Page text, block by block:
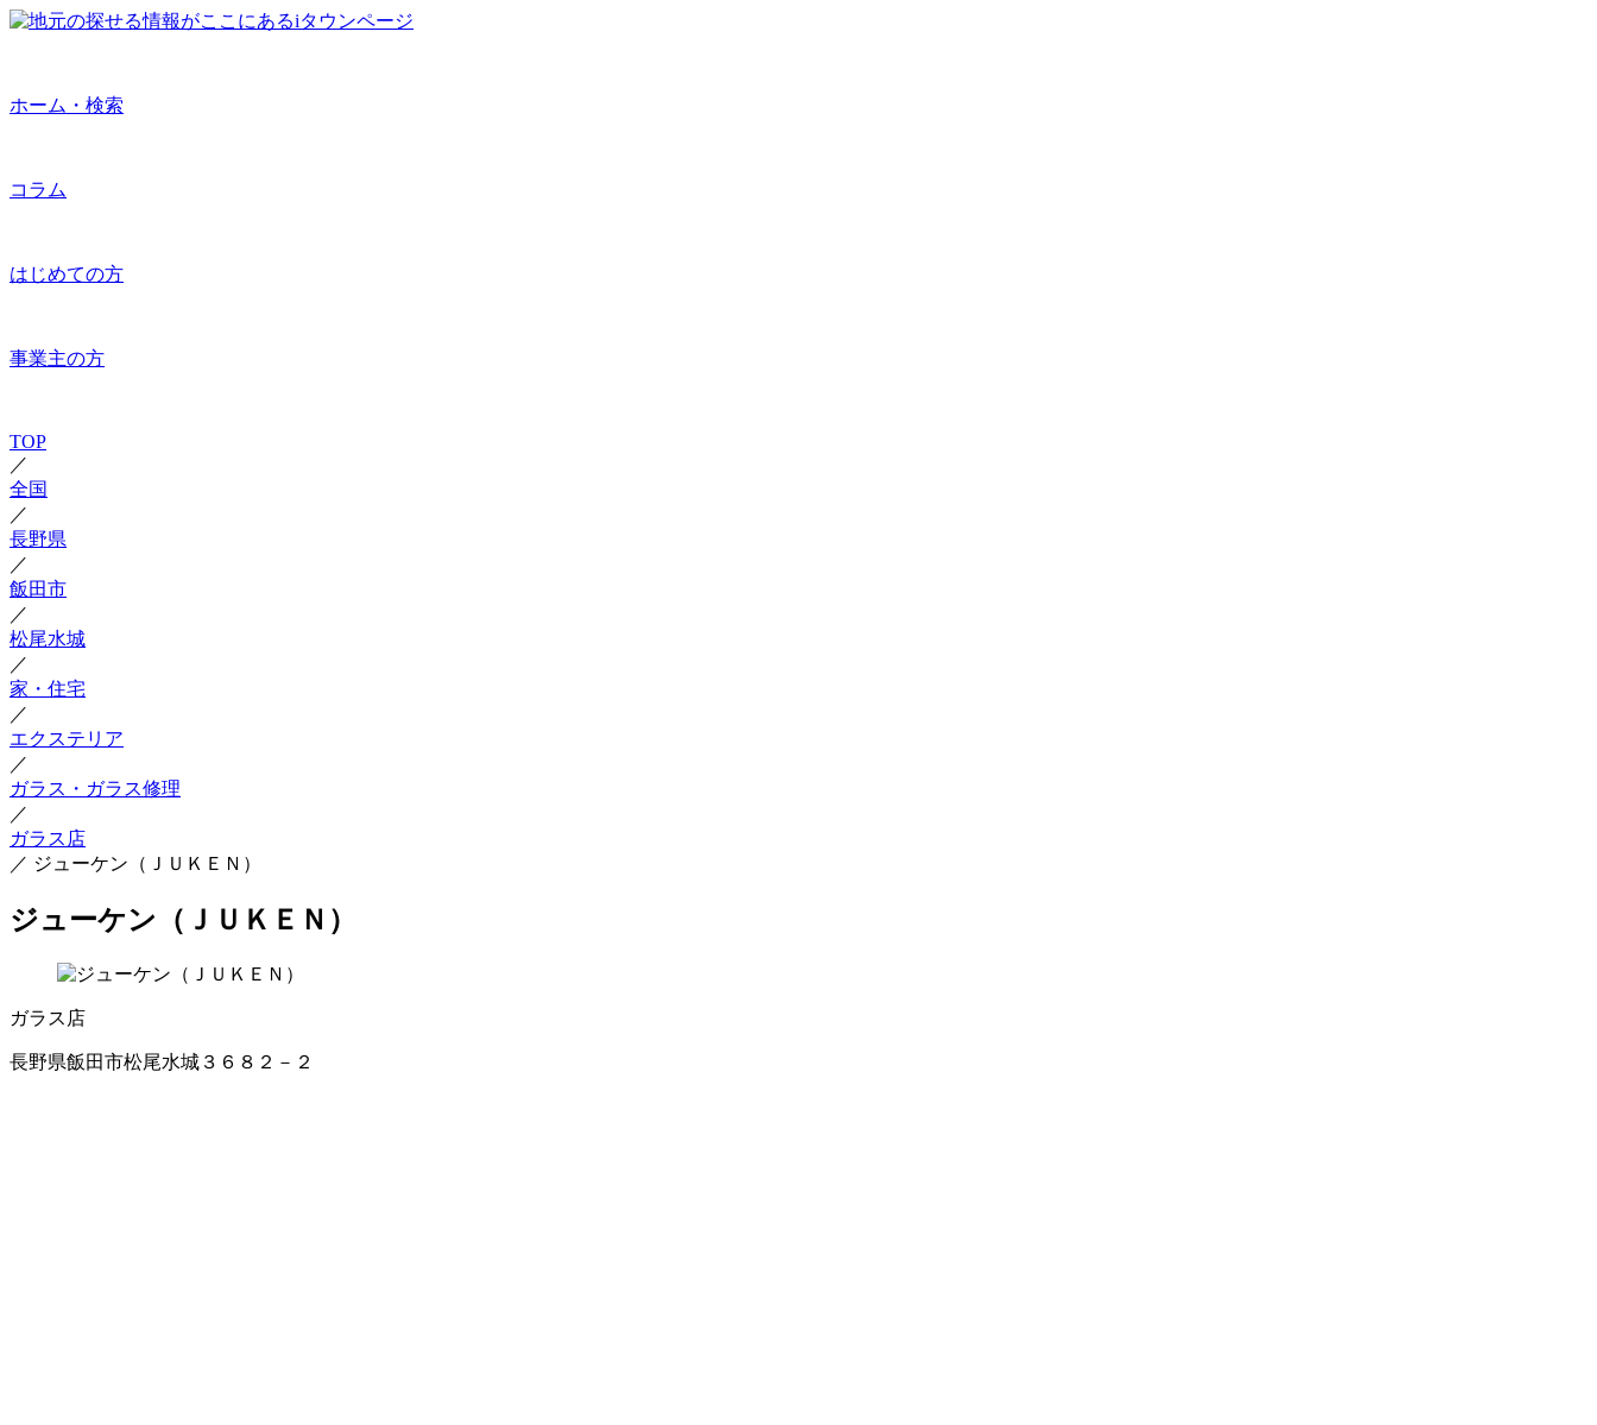
ホーム・検索
コラム
はじめての方
事業主の方
TOP
／
全国
／
長野県
／
飯田市
／
松尾水城
／
家・住宅
／
エクステリア
／
ガラス・ガラス修理
／
ガラス店
／ ジューケン（ＪＵＫＥＮ）
ジューケン（ＪＵＫＥＮ）
ガラス店
長野県飯田市松尾水城３６８２－２